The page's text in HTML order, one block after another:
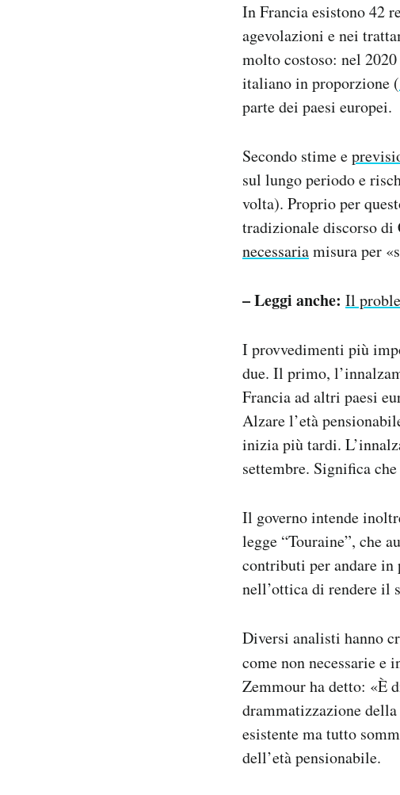
In Francia esistono 42
agevolazioni e nei
molto costoso: nel
italiano in proporzione (
parte dei paesi europei.
Secondo stime e
sul lungo periodo e
volta). Proprio per
tradizionale discorso di
necessariamisura per
– Leggi anche: Il
I provvedimenti più
due. Il primo,
Francia ad altri paesi
Alzare l’età
inizia più tardi.
settembre. Significa
Il governo intende
legge “Touraine”, che
contributi per andare in
nell’ottica di rendere il
Diversi analisti hanno
come non necessarie
Zemmour ha detto: «È
drammatizzazione
esistente ma tutto
dell’età pensionabile.